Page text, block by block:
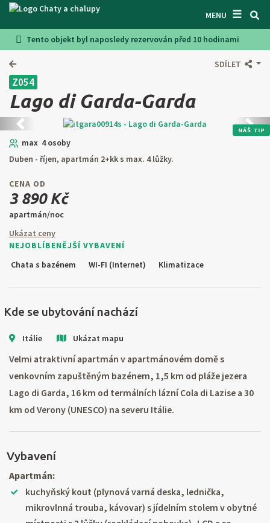
MENU ☰
VYHLEDÁVAČ CHAT
INSPIRUJTE SE
O NÁS
KONTAKTY
VSTUP PRO MAJITELE
NABÍDNOUT OBJEKT
CZ SK
PL
Tento objekt byl naposledy rezervován před 10 hodinami
SDÍLET
Z054
Lago di Garda-Garda
Předchozí Další
NÁŠ TIP
max 4 osoby
Duben - říjen, apartmán 2+kk s max. 4 lůžky.
CENA OD
3 890 Kč
apartmán/noc
Ukázat ceny
NEJOBLÍBENĚJŠÍ VYBAVENÍ
Chata s bazénem
WI-FI (Internet) Klimatizace
Kde se ubytování nachází
Itálie Ukázat mapu
Velmi atraktivní apartmán v apartmánovém domě s
venkovním zapuštěným bazénem, 1,5 km od pláže jezera
Lago di Garda, 16 km od termálních lázní Cola di Lazise a 30
km od Verony (UNESCO) na severu Itálie.
Vybavení
Apartmán:
kuchyňský kout (plynová varná deska, lednička,
mikrovlnná trouba, kávovar) s jídelním stolem v obytné